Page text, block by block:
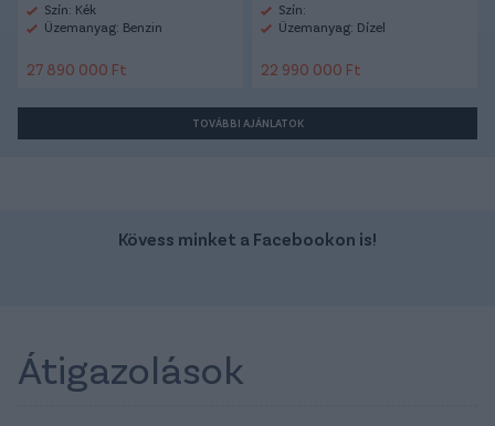
Szín: Kék
Üzemanyag: Benzin
27 890 000 Ft
Szín:
Üzemanyag: Dízel
22 990 000 Ft
TOVÁBBI AJÁNLATOK
Kövess minket a Facebookon is!
Átigazolások